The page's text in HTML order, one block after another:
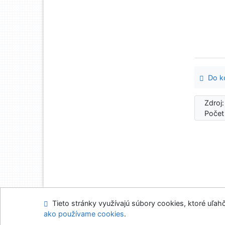
Do
Mapa stránok
Tieto stránky využívajú súbory cookies, ktoré
ako používame cookies.